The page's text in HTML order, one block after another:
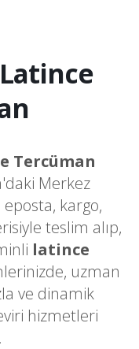
Tercüman
Merkez
eposta, kargo,
teslim alıp,
latince
uzman
ve dinamik
hizmetleri